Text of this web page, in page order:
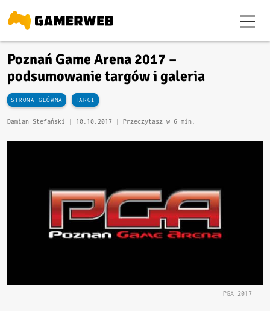
Poznań Game Arena 2017 –
podsumowanie targów i galeria
STRONA GŁÓWNA - TARGI
Damian Stefański | 10.10.2017 | Przeczytasz w 6 min.
PGA 2017